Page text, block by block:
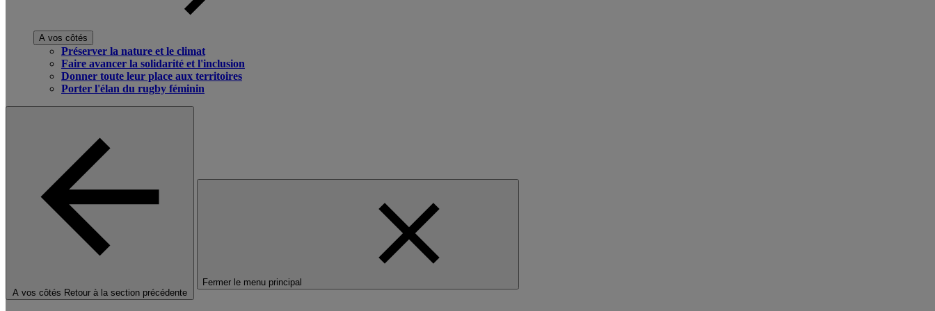
A vos côtés
Préserver la nature et le climat
Faire avancer la solidarité et l'inclusion
Donner toute leur place aux territoires
Porter l'élan du rugby féminin
A vos côtés Retour à la section précédente
Fermer le menu principal